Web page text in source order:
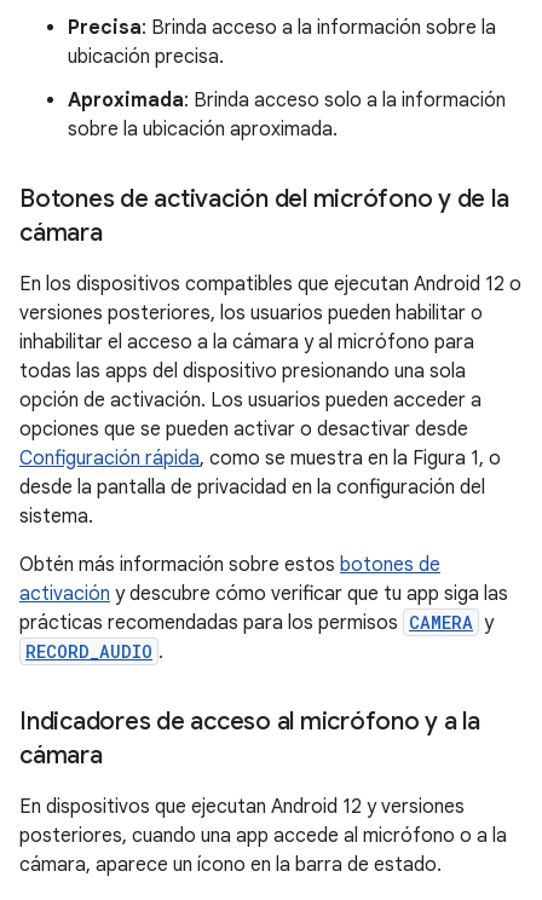
Precisa: Brinda acceso a la información sobre la
ubicación precisa.
Aproximada: Brinda acceso solo a la información
sobre la ubicación aproximada.
Botones de activación del micrófono y de la
cámara
En los dispositivos compatibles que ejecutan Android 12 o
versiones posteriores, los usuarios pueden habilitar o
inhabilitar el acceso a la cámara y al micrófono para
todas las apps del dispositivo presionando una sola
opción de activación. Los usuarios pueden acceder a
opciones que se pueden activar o desactivar desde
Configuración rápida, como se muestra en la Figura 1, o
desde la pantalla de privacidad en la configuración del
sistema.
Obtén más información sobre estos botones de
activación y descubre cómo verificar que tu app siga las
prácticas recomendadas para los permisos CAMERA y
RECORD_AUDIO .
Indicadores de acceso al micrófono y a la
cámara
En dispositivos que ejecutan Android 12 y versiones
posteriores, cuando una app accede al micrófono o a la
cámara, aparece un ícono en la barra de estado.